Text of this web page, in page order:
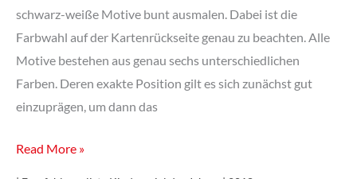
schwarz-weiße Motive bunt ausmalen. Dabei ist die
Farbwahl auf der Kartenrückseite genau zu beachten. Alle
Motive bestehen aus genau sechs unterschiedlichen
Farben. Deren exakte Position gilt es sich zunächst gut
einzuprägen, um dann das
Speed
Read More »